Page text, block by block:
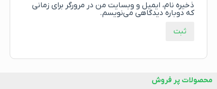
ذخیره نام، ایمیل و وبسایت من در مرورگر برای زمانی
که دوباره دیدگاهی می‌نویسم.
محصولات پر فروش